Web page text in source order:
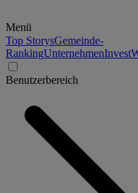
Menü
Top StorysGemeinde-
RankingUnternehmenInvest
Benutzerbereich